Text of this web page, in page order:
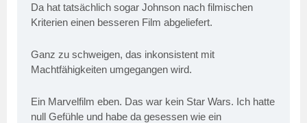
Da hat tatsächlich sogar Johnson nach filmischen
Kriterien einen besseren Film abgeliefert.
Ganz zu schweigen, das inkonsistent mit
Machtfähigkeiten umgegangen wird.
Ein Marvelfilm eben. Das war kein Star Wars. Ich hatte
null Gefühle und habe da gesessen wie ein